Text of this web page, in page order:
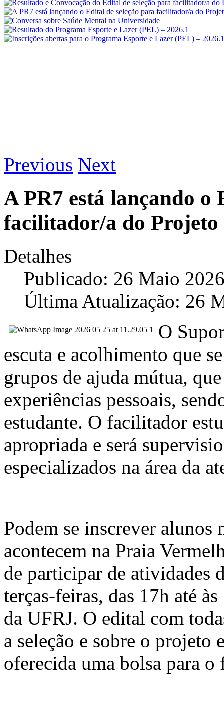
Previous Next
A PR7 está lançando o
facilitador/a do Projeto
Detalhes
Publicado: 26 Maio
Última Atualização: 26
O
escuta e acolhimento que
grupos de ajuda mútua,
experiências pessoais,
estudante. O facilitador
apropriada e será
especializados na área da
Podem se inscrever alunos
acontecem na Praia
de participar de atividades
terças-feiras, das 17h até
da UFRJ. O edital com
a seleção e sobre o projeto
oferecida uma bolsa para